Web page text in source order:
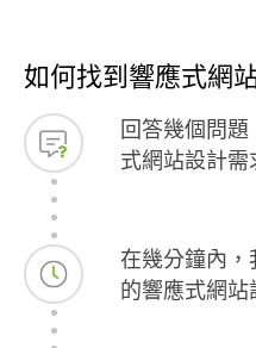
如何找到響應式網
回答幾個問
式網站設計需
在幾分鐘內
的響應式網站